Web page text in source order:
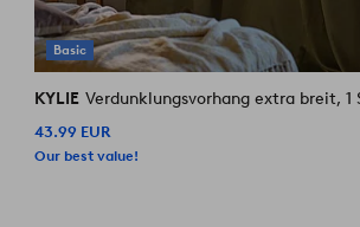
Basic
KYLIE Verdunklungsvorhang extra breit, 1
43.99 EUR
Our best value!